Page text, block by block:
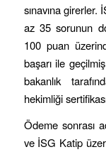
sınavına girerler.
az 35 sorunun
100 puan
başarı ile
bakanlık
hekimliği
Ödeme sonrası
ve İSG Katip